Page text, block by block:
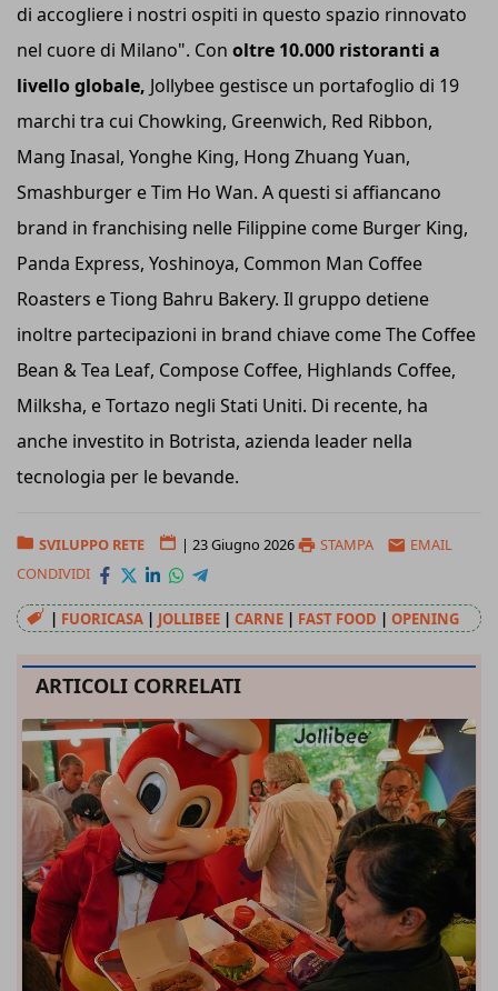
di accogliere i nostri ospiti in questo spazio rinnovato
nel cuore di Milano". Con oltre 10.000 ristoranti a
livello globale, Jollybee gestisce un portafoglio di 19
marchi tra cui Chowking, Greenwich, Red Ribbon,
Mang Inasal, Yonghe King, Hong Zhuang Yuan,
Smashburger e Tim Ho Wan. A questi si affiancano
brand in franchising nelle Filippine come Burger King,
Panda Express, Yoshinoya, Common Man Coffee
Roasters e Tiong Bahru Bakery. Il gruppo detiene
inoltre partecipazioni in brand chiave come The Coffee
Bean & Tea Leaf, Compose Coffee, Highlands Coffee,
Milksha, e Tortazo negli Stati Uniti. Di recente, ha
anche investito in Botrista, azienda leader nella
tecnologia per le bevande.
SVILUPPO RETE | 23 Giugno 2026 STAMPA
EMAIL
CONDIVIDI
| FUORICASA | JOLLIBEE | CARNE | FAST FOOD | OPENING
ARTICOLI CORRELATI